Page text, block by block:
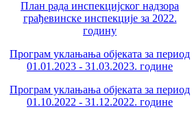
План рада инспекцијског надзора
грађевинске инспекције за 2022.
годину
Програм уклањања објеката за период
01.01.2023 - 31.03.2023. године
Програм уклањања објеката за период
01.10.2022 - 31.12.2022. године